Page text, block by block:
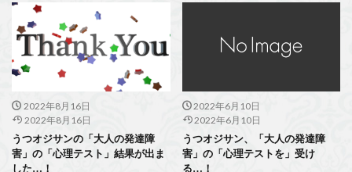
2022年8月16日
2022年8月16日
うつオジサンの「大人の発達障
害」の「心理テスト」結果が出ま
した…！
2022年6月10日
2022年6月10日
うつオジサン、「大人の発達障
害」の「心理テストを」受け
る…！